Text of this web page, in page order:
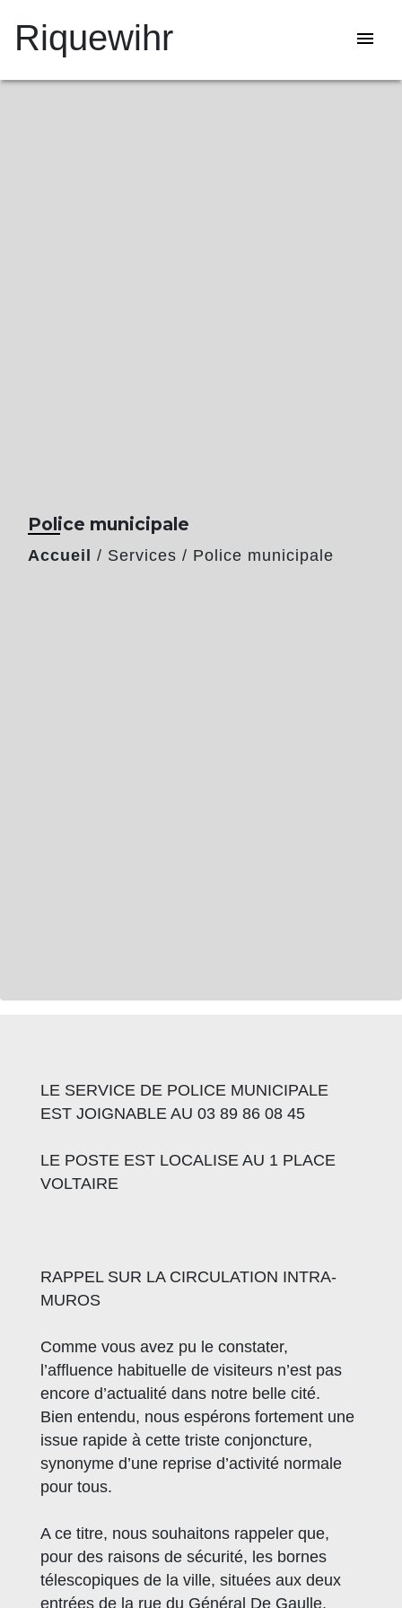
Riquewihr menu
Police municipale
Accueil / Services / Police municipale
LE SERVICE DE POLICE MUNICIPALE
EST JOIGNABLE AU 03 89 86 08 45
LE POSTE EST LOCALISE AU 1 PLACE
VOLTAIRE
RAPPEL SUR LA CIRCULATION INTRA-
MUROS
Comme vous avez pu le constater,
l’affluence habituelle de visiteurs n’est pas
encore d’actualité dans notre belle cité.
Bien entendu, nous espérons fortement une
issue rapide à cette triste conjoncture,
synonyme d’une reprise d’activité normale
pour tous.
A ce titre, nous souhaitons rappeler que,
pour des raisons de sécurité, les bornes
télescopiques de la ville, situées aux deux
entrées de la rue du Général De Gaulle,